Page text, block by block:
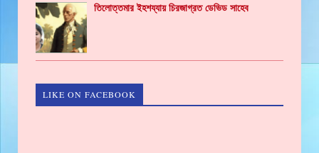
তিলোত্তমার ইহশয্যায় চিরজাগ্রত ডেভিড সাহেব
LIKE ON FACEBOOK